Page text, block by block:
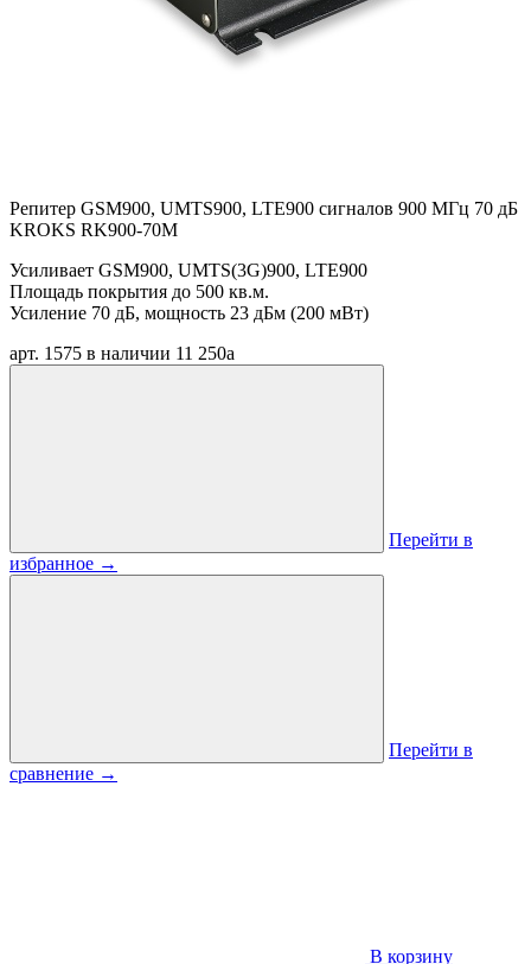
Репитер GSM900, UMTS900, LTE900 сигналов 900 МГц 70 дБ
KROKS RK900-70M
Усиливает GSM900, UMTS(3G)900, LTE900
Площадь покрытия до 500 кв.м.
Усиление 70 дБ, мощность 23 дБм (200 мВт)
арт. 1575 в наличии 11 250a
Перейти в
избранное →
Перейти в
сравнение →
В корзину